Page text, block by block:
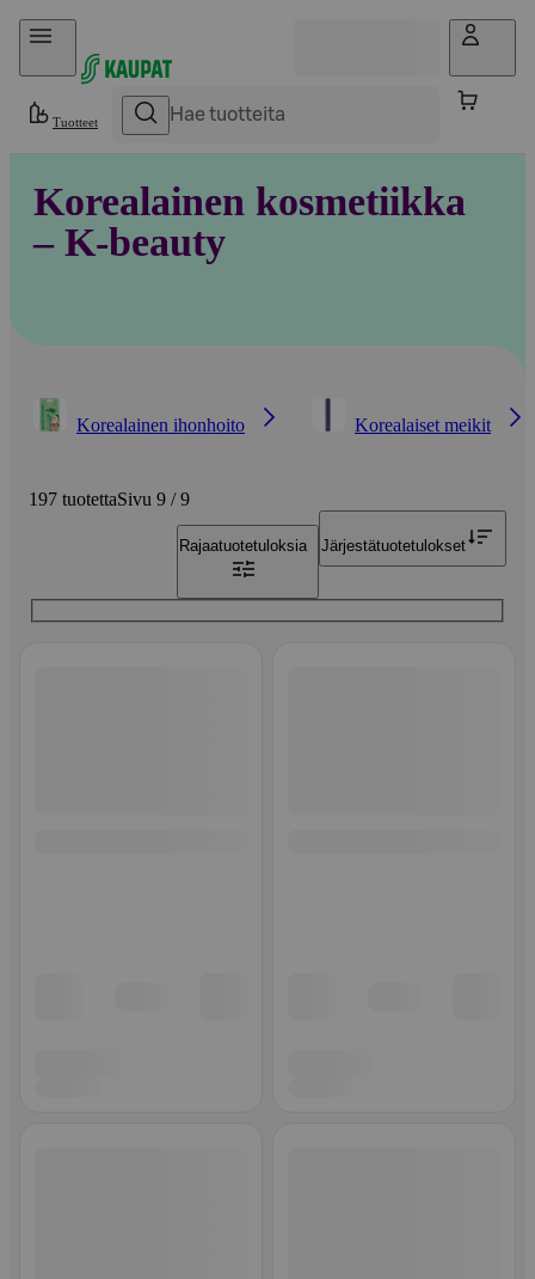
Hyppää sisältöön
Tuotteet
Korealainen kosmetiikka
– K-beauty
Korealainen ihonhoito Korealaiset meikit
197 tuotettaSivu 9 / 9
Rajaatuotetuloksia Järjestätuotetulokset